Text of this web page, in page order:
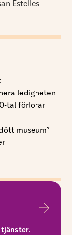
Estelles
ledigheten
tal förlorar
museum”
tjänster.